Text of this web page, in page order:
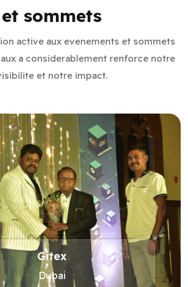
et sommets
active aux evenements et sommets
a considerablement renforce notre
et notre impact.
Gitex
Dubai